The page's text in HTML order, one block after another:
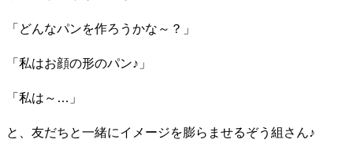
「どんなパンを作ろうかな～？」
「私はお顔の形のパン♪」
「私は～…」
と、友だちと一緒にイメージを膨らませるぞう組さん♪